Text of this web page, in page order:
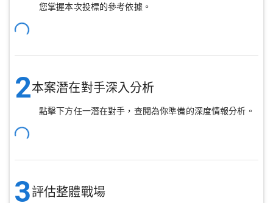
您掌握本次投標的參考依據。
2本案潛在對手深入分析
點擊下方任一潛在對手，查閱為你準備的深度情報分析。
3評估整體戰場